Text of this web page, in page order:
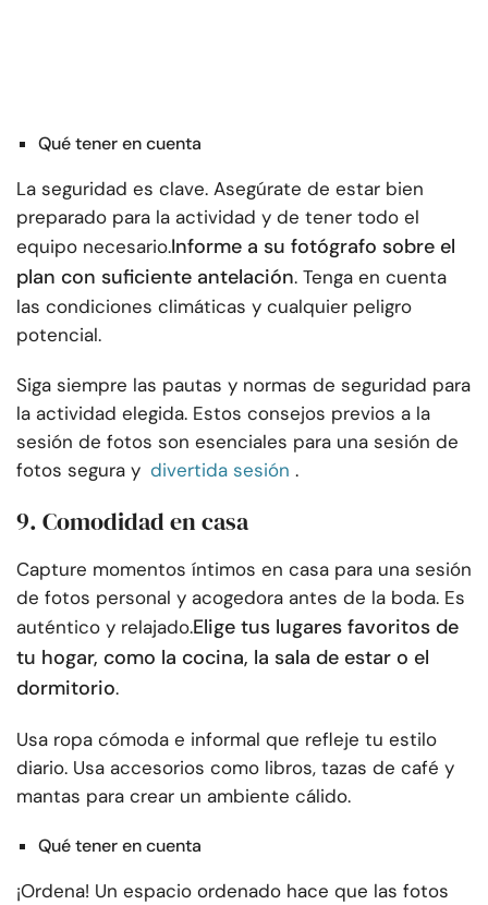
Qué tener en cuenta
La seguridad es clave. Asegúrate de estar bien
preparado para la actividad y de tener todo el
equipo necesario.Informe a su fotógrafo sobre el
plan con suficiente antelación. Tenga en cuenta
las condiciones climáticas y cualquier peligro
potencial.
Siga siempre las pautas y normas de seguridad para
la actividad elegida. Estos consejos previos a la
sesión de fotos son esenciales para una sesión de
fotos segura y divertida sesión .
9. Comodidad en casa
Capture momentos íntimos en casa para una sesión
de fotos personal y acogedora antes de la boda. Es
auténtico y relajado.Elige tus lugares favoritos de
tu hogar, como la cocina, la sala de estar o el
dormitorio.
Usa ropa cómoda e informal que refleje tu estilo
diario. Usa accesorios como libros, tazas de café y
mantas para crear un ambiente cálido.
Qué tener en cuenta
¡Ordena! Un espacio ordenado hace que las fotos